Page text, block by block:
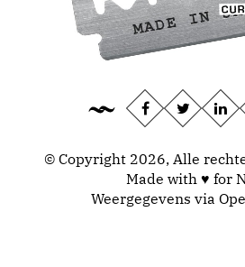
© Copyright 2026, Alle
Made with ♥ for
Weergegevens via